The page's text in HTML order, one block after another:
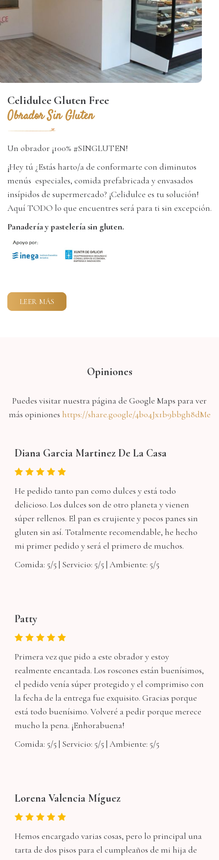
Celidulce Gluten Free
Obrador Sin Gluten
Un obrador ¡100% #SINGLUTEN!
¡Hey tú ¿Estás harto/a de conformarte con diminutos
menús especiales, comida prefabricada y envasados
insípidos de supermercado? ¡Celidulce es tu solución!
Aquí TODO lo que encuentres será para ti sin excepción.
Panadería y pastelería sin gluten.
LEER MÁS
Opiniones
Puedes visitar nuestra página de Google Maps para ver
más opiniones https://share.google/4bo4Jx1b9bbgh8dMe
Diana Garcia Martinez De La Casa
He pedido tanto pan como dulces y está todo
delicioso. Los dulces son de otro planeta y vienen
súper rellenos. El pan es crujiente y pocos panes sin
gluten sin así. Totalmente recomendable, he hecho
mi primer pedido y será el primero de muchos.
Comida: 5/5 | Servicio: 5/5 | Ambiente: 5/5
Patty
Primera vez que pido a este obrador y estoy
realmente encantada. Los roscones están buenísimos,
el pedido venía súper protegido y el comprimiso con
la fecha de la entrega fue exquisito. Gracias porque
está todo buenísimo. Volveré a pedir porque merece
mucho la pena. ¡Enhorabuena!
Comida: 5/5 | Servicio: 5/5 | Ambiente: 5/5
Lorena Valencia Míguez
Hemos encargado varias cosas, pero lo principal una
tarta de dos pisos para el cumpleaños de mi hija de